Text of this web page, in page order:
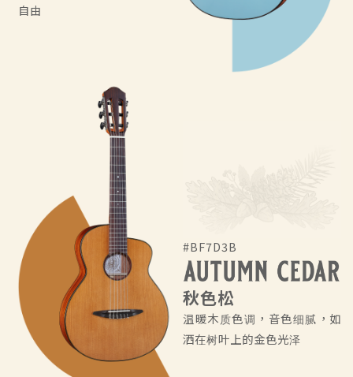
自由
#BF7D3B
秋色松
温暖木质色调，音色细腻，如
洒在树叶上的金色光泽